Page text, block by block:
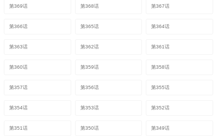
第369话 第368话 第367话
第366话 第365话 第364话
第363话 第362话 第361话
第360话 第359话 第358话
第357话 第356话 第355话
第354话 第353话 第352话
第351话 第350话 第349话